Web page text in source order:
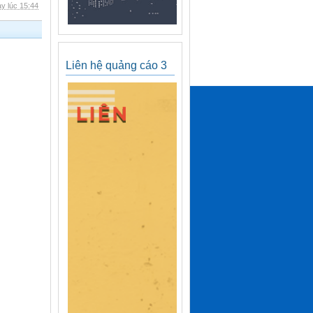
lúc 15:44
Liên hệ quảng cáo 3